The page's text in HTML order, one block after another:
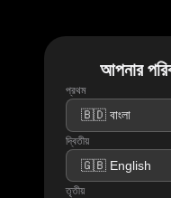
আপনার
প্রথম
দ্বিতীয়
তৃতীয়